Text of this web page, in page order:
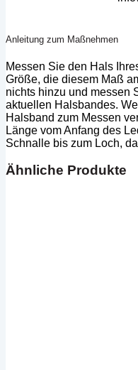
Anleitung zum Maßnehmen
Messen Sie den Hals
Größe, die diesem Maß
nichts hinzu und messen
aktuellen Halsbandes.
Halsband zum Messen
Länge vom Anfang des
Schnalle bis zum Loch,
Ähnliche Produkte